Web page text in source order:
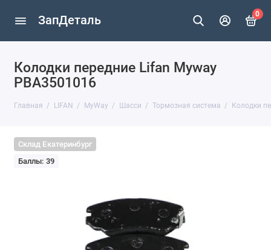
ЗапДеталь 0
Колодки передние Lifan Myway
PBA3501016
Главная LIFAN MyWay Шасси Тормозная система Колодки
Склад Екатеринбург
Баллы: 39